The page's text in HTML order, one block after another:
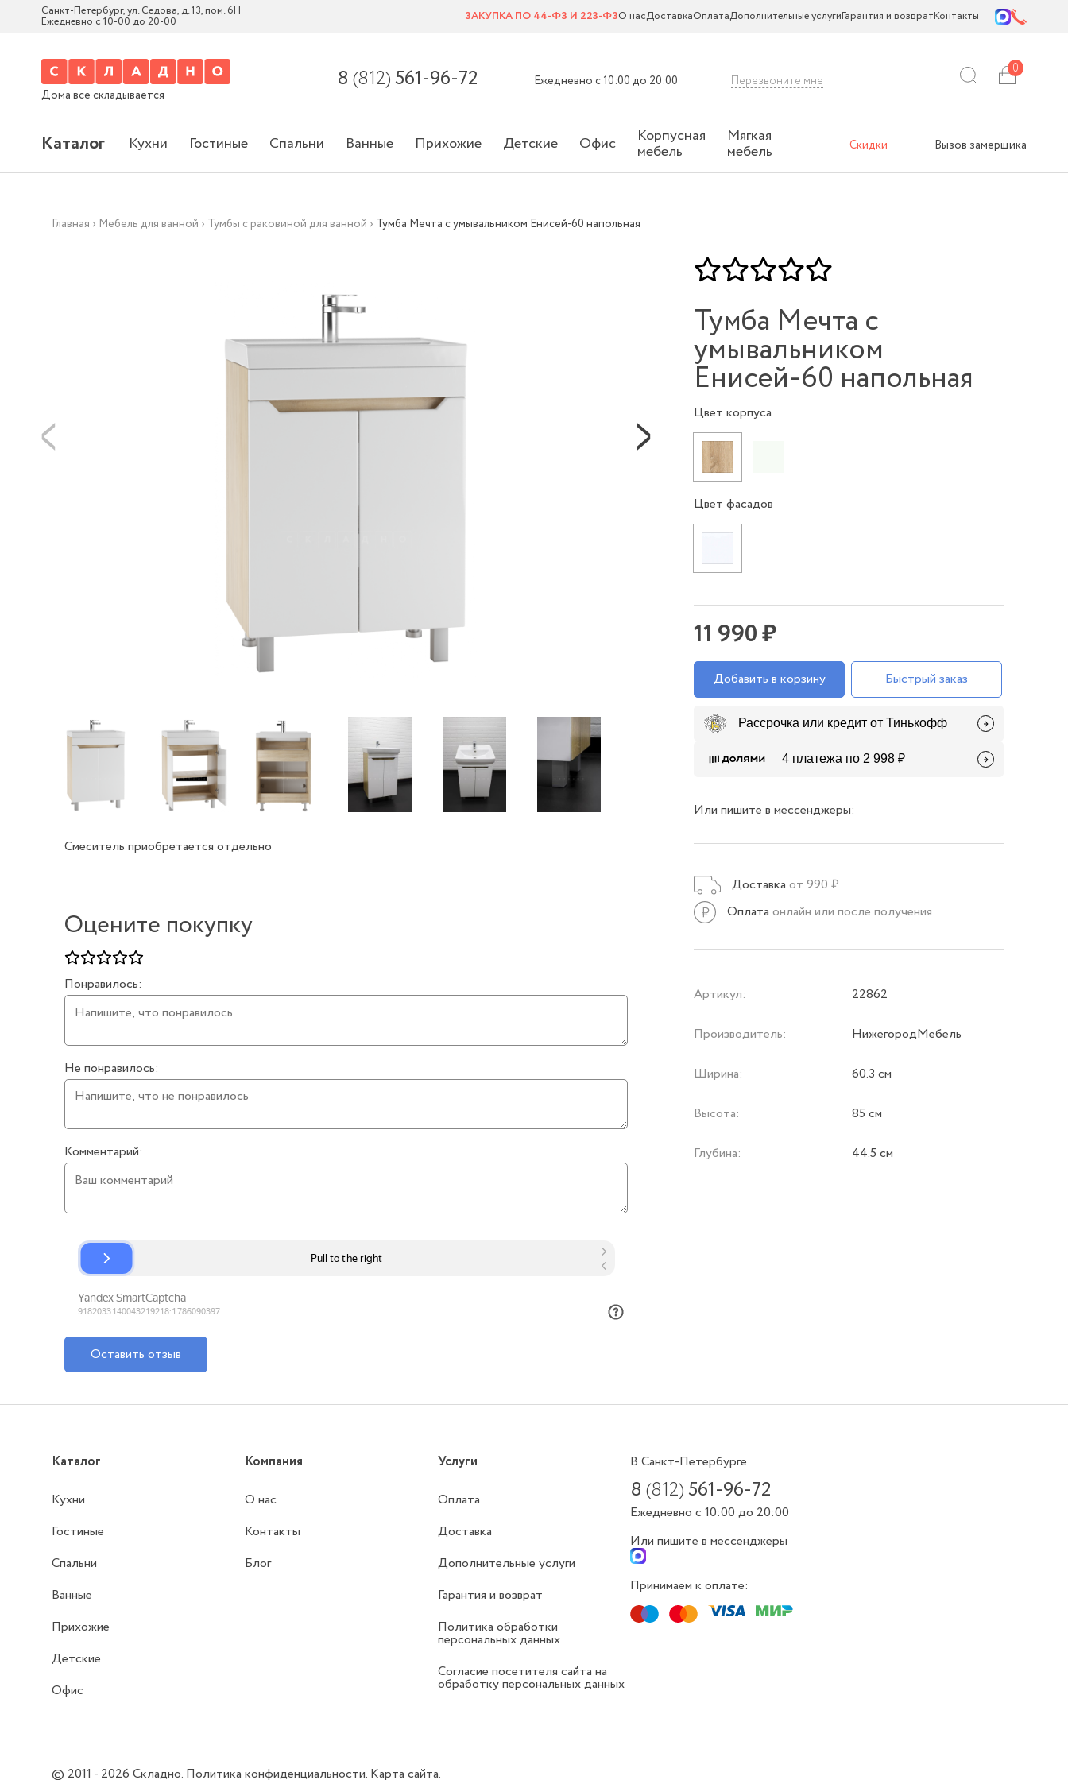
Санкт-Петербург, ул. Седова, д. 13, пом. 6Н
Ежедневно с 10-00 до 20-00 ЗАКУПКА ПО 44-ФЗ И 223-ФЗО насДоставкаОплатаДополнительные услугиГарантия и возвратКонтакты
Дома все складывается
8 (812) 561-96-72 Ежедневно с 10:00 до 20:00 Перезвоните мне
0
Каталог Кухни Гостиные Спальни Ванные Прихожие Детские Офис Корпусная
мебель
Мягкая
мебель Скидки Вызов замерщика
Главная › Мебель для ванной › Тумбы с раковиной для ванной › Тумба Мечта с умывальником Енисей-60 напольная
Смеситель приобретается отдельно
Оцените покупку
Понравилось:
Не понравилось:
Комментарий:
Оставить отзыв
Тумба Мечта с
умывальником
Енисей-60 напольная
Цвет корпуса
Цвет фасадов
11 990 ₽
Добавить в корзину Быстрый заказ
Рассрочка или кредит от Тинькофф
4 платежа по 2 998 ₽
Или пишите в мессенджеры:
Доставка от 990 ₽
Оплата онлайн или после получения
Артикул: 22862
Производитель: НижегородМебель
Ширина: 60.3 см
Высота: 85 см
Глубина: 44.5 см
Каталог
Кухни
Гостиные
Спальни
Ванные
Прихожие
Детские
Офис
Компания
О нас
Контакты
Блог
Услуги
Оплата
Доставка
Дополнительные услуги
Гарантия и возврат
Политика обработки
персональных данных
Согласие посетителя сайта на
обработку персональных данных
В Санкт-Петербурге
8(812) 561-96-72
Ежедневно с 10:00 до 20:00
Или пишите в мессенджеры
Принимаем к оплате:
© 2011 - 2026Складно. Политика конфиденциальности. Карта сайта.